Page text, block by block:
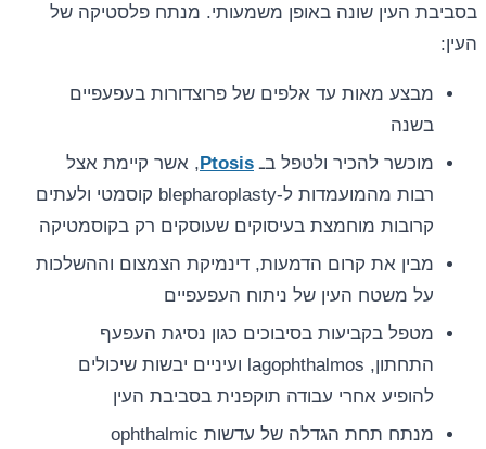
בסביבת העין שונה באופן משמעותי. מנתח פלסטיקה של
העין:
מבצע מאות עד אלפים של פרוצדורות בעפעפיים
בשנה
מוכשר להכיר ולטפל בـ Ptosis, אשר קיימת אצל
רבות מהמועמדות ל-blepharoplasty קוסמטי ולעתים
קרובות מוחמצת בעיסוקים שעוסקים רק בקוסמטיקה
מבין את קרום הדמעות, דינמיקת הצמצום וההשלכות
על משטח העין של ניתוח העפעפיים
מטפל בקביעות בסיבוכים כגון נסיגת העפעף
התחתון, lagophthalmos ועיניים יבשות שיכולים
להופיע אחרי עבודה תוקפנית בסביבת העין
מנתח תחת הגדלה של עדשות ophthalmic